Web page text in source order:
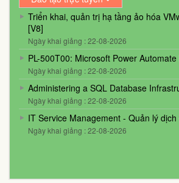
Triển khai, quản trị hạ tầng ảo hóa
[V8]
Ngày khai giảng : 22-08-2026
PL-500T00: Microsoft Power
Ngày khai giảng : 22-08-2026
Administering a SQL Database
Ngày khai giảng : 22-08-2026
IT Service Management - Quản lý
Ngày khai giảng : 22-08-2026